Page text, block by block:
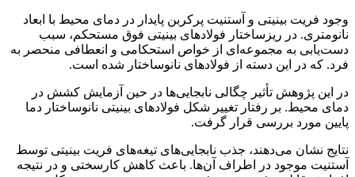
وجود فریت بینیتی و آستنیت پرکربن پایدار در دمای محیط با ابعاد
نانومتری. در ریزساختار فولادهای بینیتی فوق مستحکم، سبب
دست‌یابی به مجموعه‌ای از خواص استحکامی و انعطافی منحصر به
فرد. که در این دسته از فولادهای نانوساختار شده است.
در این پژوهش تأثیر چگالی نابجایی‌ها در حین آزمایش کشش در
دمای محیط. بر رفتار تغییر شکل فولادهای بینیتی نانوساختار دما
پایین مورد بررسی قرار گرفت.
نتایج نشان می‌دهند، جذب نابجایی‌های تیغه‌های فریت بینیتی توسط
آستنیت موجود در اطراف آن‌ها. باعث کاهش کارسختی و در نتیجه